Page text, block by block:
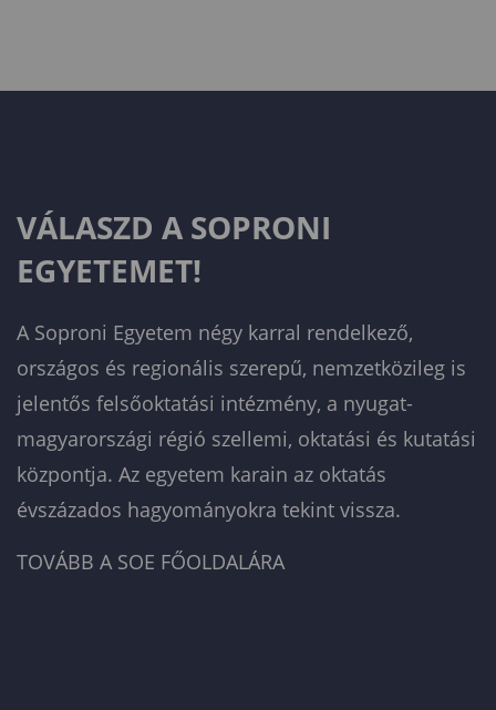
VÁLASZD A SOPRONI
EGYETEMET!
A Soproni Egyetem négy karral rendelkező,
országos és regionális szerepű, nemzetközileg is
jelentős felsőoktatási intézmény, a nyugat-
magyarországi régió szellemi, oktatási és kutatási
központja. Az egyetem karain az oktatás
évszázados hagyományokra tekint vissza.
TOVÁBB A SOE FŐOLDALÁRA